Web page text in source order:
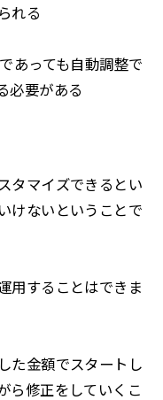
れる
あっても自動調整で
必要がある
タマイズできるとい
けないということで
用することはできま
た金額でスタートし
ら修正をしていくこ